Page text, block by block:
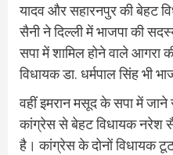
यादव और सहारनपुर की बेहट
सैनी ने दिल्ली में भाजपा की
सपा में शामिल होने वाले आगरा
विधायक डा. धर्मपाल सिंह भी
वहीं इमरान मसूद के सपा में
कांग्रेस से बेहट विधायक नरेश
है। कांग्रेस के दोनों विधायक